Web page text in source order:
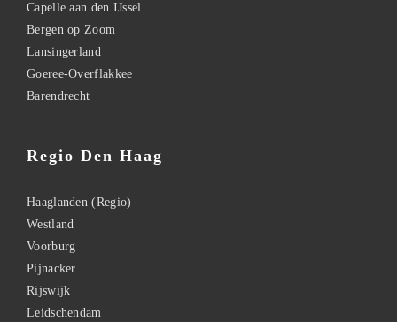
Capelle aan den IJssel
Bergen op Zoom
Lansingerland
Goeree-Overflakkee
Barendrecht
Regio Den Haag
Haaglanden (Regio)
Westland
Voorburg
Pijnacker
Rijswijk
Leidschendam